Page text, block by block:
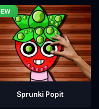
Sprunki Popit